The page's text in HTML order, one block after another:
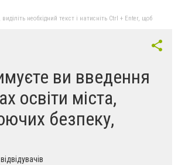
необхідний текст і натисніть Ctrl + Enter, щоб
ви введення
освіти міста,
безпеку,